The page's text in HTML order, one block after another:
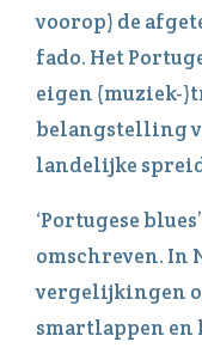
voorop) de
fado. Het
eigen (muziek-
belangstelling
landelijke
‘Portugese
omschreven. In
vergelijkingen
smartlappen en